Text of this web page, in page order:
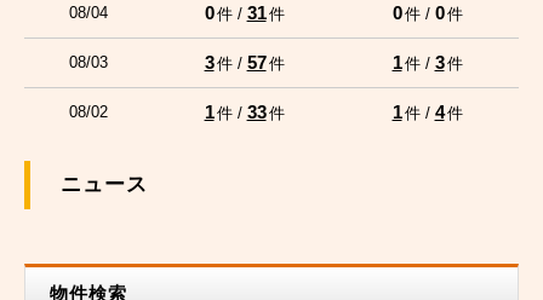
08/04 0件 / 31件 0件 / 0件
08/03 3件 / 57件 1件 / 3件
08/02 1件 / 33件 1件 / 4件
ニュース
物件検索